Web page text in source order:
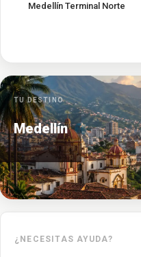
Medellín Terminal Norte
TU DESTINO
Medellín
¿NECESITAS AYUDA?